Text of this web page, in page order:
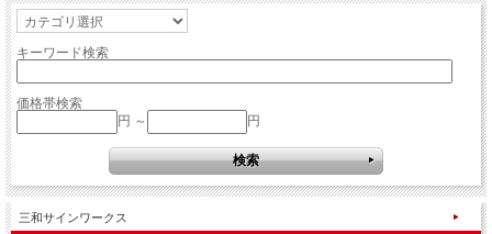
キーワード検索
価格帯検索
円 ～
円
三和サインワークス